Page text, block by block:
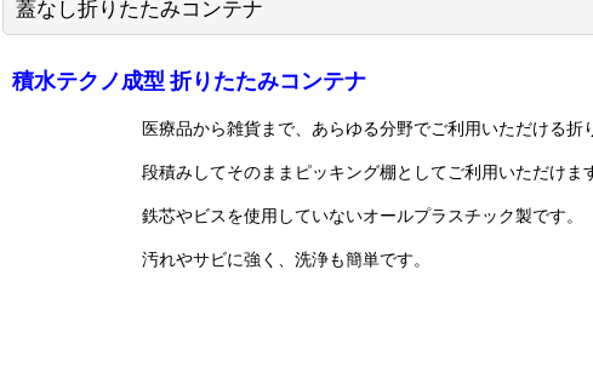
蓋なし折りたたみコンテナ
積水テクノ成型 折りたたみコンテナ
医療品から雑貨まで、あらゆる分野でご利用いただける折
段積みしてそのままピッキング棚としてご利用いただけま
鉄芯やビスを使用していないオールプラスチック製です。
汚れやサビに強く、洗浄も簡単です。